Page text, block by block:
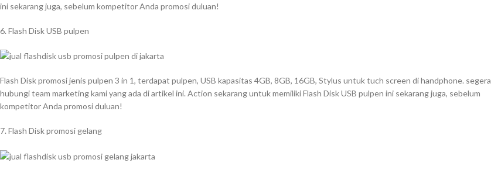
ini sekarang juga, sebelum kompetitor Anda promosi duluan!
6. Flash Disk USB pulpen
Flash Disk promosi jenis pulpen 3 in 1, terdapat pulpen, USB kapasitas 4GB, 8GB, 16GB, Stylus untuk tuch screen di handphone. segera
hubungi team marketing kami yang ada di artikel ini. Action sekarang untuk memiliki Flash Disk USB pulpen ini sekarang juga, sebelum
kompetitor Anda promosi duluan!
7. Flash Disk promosi gelang